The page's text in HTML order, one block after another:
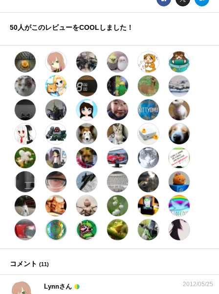
50人がこのレビューをCOOLしました！
コメント (11)
Lynnさん 2012/05/25